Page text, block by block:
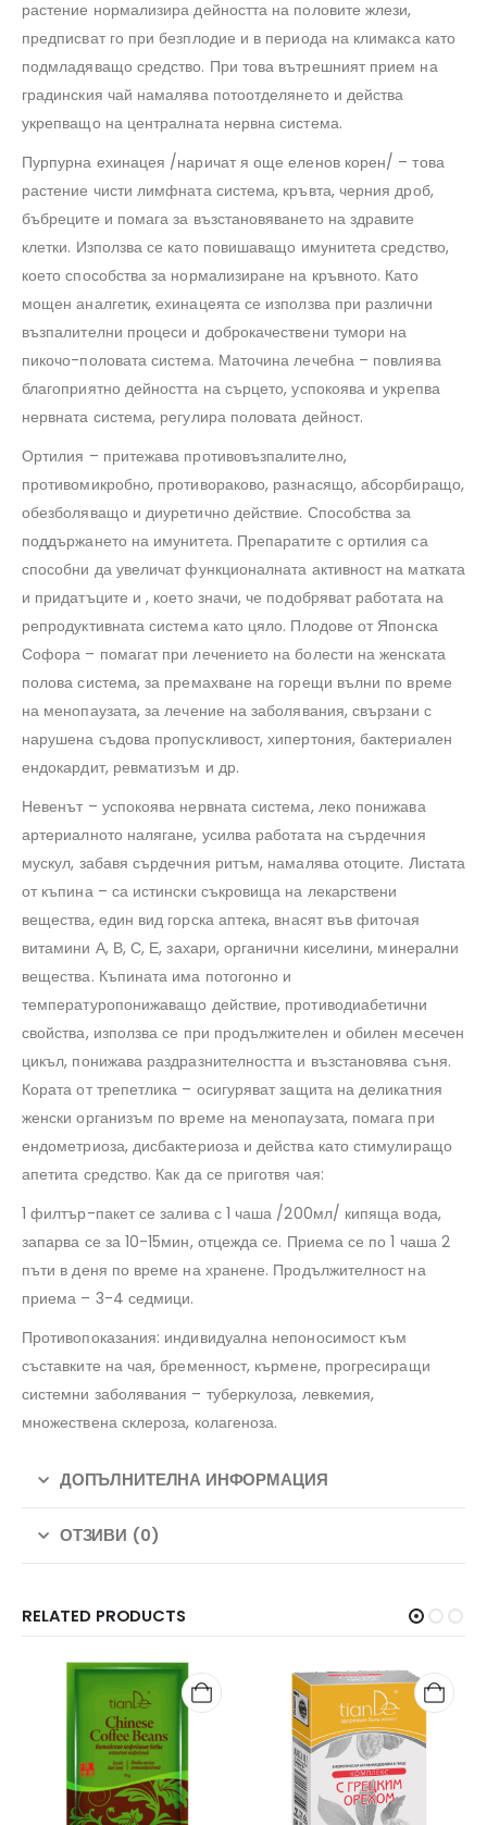
растение нормализира дейността на половите жлези,
предписват го при безплодие и в периода на климакса като
подмладяващо средство. При това вътрешният прием на
градинския чай намалява потоотделянето и действа
укрепващо на централната нервна система.
Пурпурна ехинацея /наричат я още еленов корен/ – това
растение чисти лимфната система, кръвта, черния дроб,
бъбреците и помага за възстановяването на здравите
клетки. Използва се като повишаващо имунитета средство,
което способства за нормализиране на кръвното. Като
мощен аналгетик, ехинацеята се използва при различни
възпалителни процеси и доброкачествени тумори на
пикочо-половата система. Маточина лечебна – повлиява
благоприятно дейността на сърцето, успокоява и укрепва
нервната система, регулира половата дейност.
Ортилия – притежава противовъзпалително,
противомикробно, противораково, разнасящо, абсорбиращо,
обезболяващо и диуретично действие. Способства за
поддържането на имунитета. Препаратите с ортилия са
способни да увеличат функционалната активност на матката
и придатъците и , което значи, че подобряват работата на
репродуктивната система като цяло. Плодове от Японска
Софора – помагат при лечението на болести на женската
полова система, за премахване на горещи вълни по време
на менопаузата, за лечение на заболявания, свързани с
нарушена съдова пропускливост, хипертония, бактериален
ендокардит, ревматизъм и др.
Невенът – успокоява нервната система, леко понижава
артериалното налягане, усилва работата на сърдечния
мускул, забавя сърдечния ритъм, намалява отоците. Листата
от къпина – са истински съкровища на лекарствени
вещества, един вид горска аптека, внасят във фиточая
витамини А, В, С, Е, захари, органични киселини, минерални
вещества. Къпината има потогонно и
температуропонижаващо действие, противодиабетични
свойства, използва се при продължителен и обилен месечен
цикъл, понижава раздразнителността и възстановява съня.
Кората от трепетлика – осигуряват защита на деликатния
женски организъм по време на менопаузата, помага при
ендометриоза, дисбактериоза и действа като стимулиращо
апетита средство. Как да се приготвя чая:
1 филтър-пакет се залива с 1 чаша /200мл/ кипяща вода,
запарва се за 10-15мин, отцежда се. Приема се по 1 чаша 2
пъти в деня по време на хранене. Продължителност на
приема – 3-4 седмици.
Противопоказания: индивидуална непоносимост към
съставките на чая, бременност, кърмене, прогресиращи
системни заболявания – туберкулоза, левкемия,
множествена склероза, колагеноза.
ДОПЪЛНИТЕЛНА ИНФОРМАЦИЯ
ОТЗИВИ (0)
RELATED PRODUCTS